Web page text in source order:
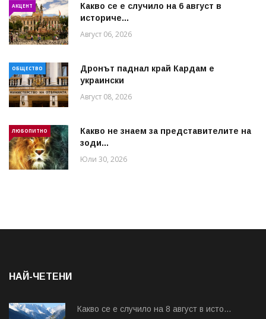
АКЦЕНТ
Какво се е случило на 6 август в
историче...
Август 06, 2026
ОБЩЕСТВО
Дронът паднал край Кардам е
украински
Август 08, 2026
ЛЮБОПИТНО
Какво не знаем за представителите на
зоди...
Юли 30, 2026
НАЙ-ЧЕТЕНИ
Какво се е случило на 8 август в исто...